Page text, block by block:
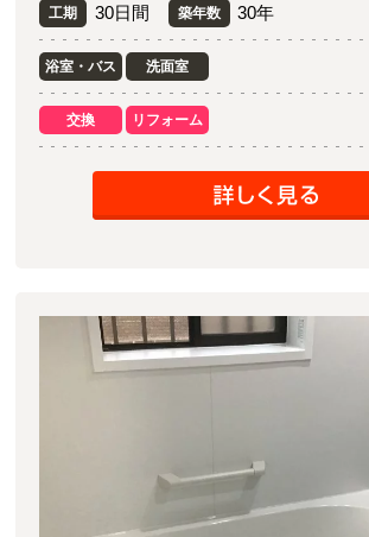
工期 30日間 築年数 30年
浴室・バス 洗面室
交換 リフォーム